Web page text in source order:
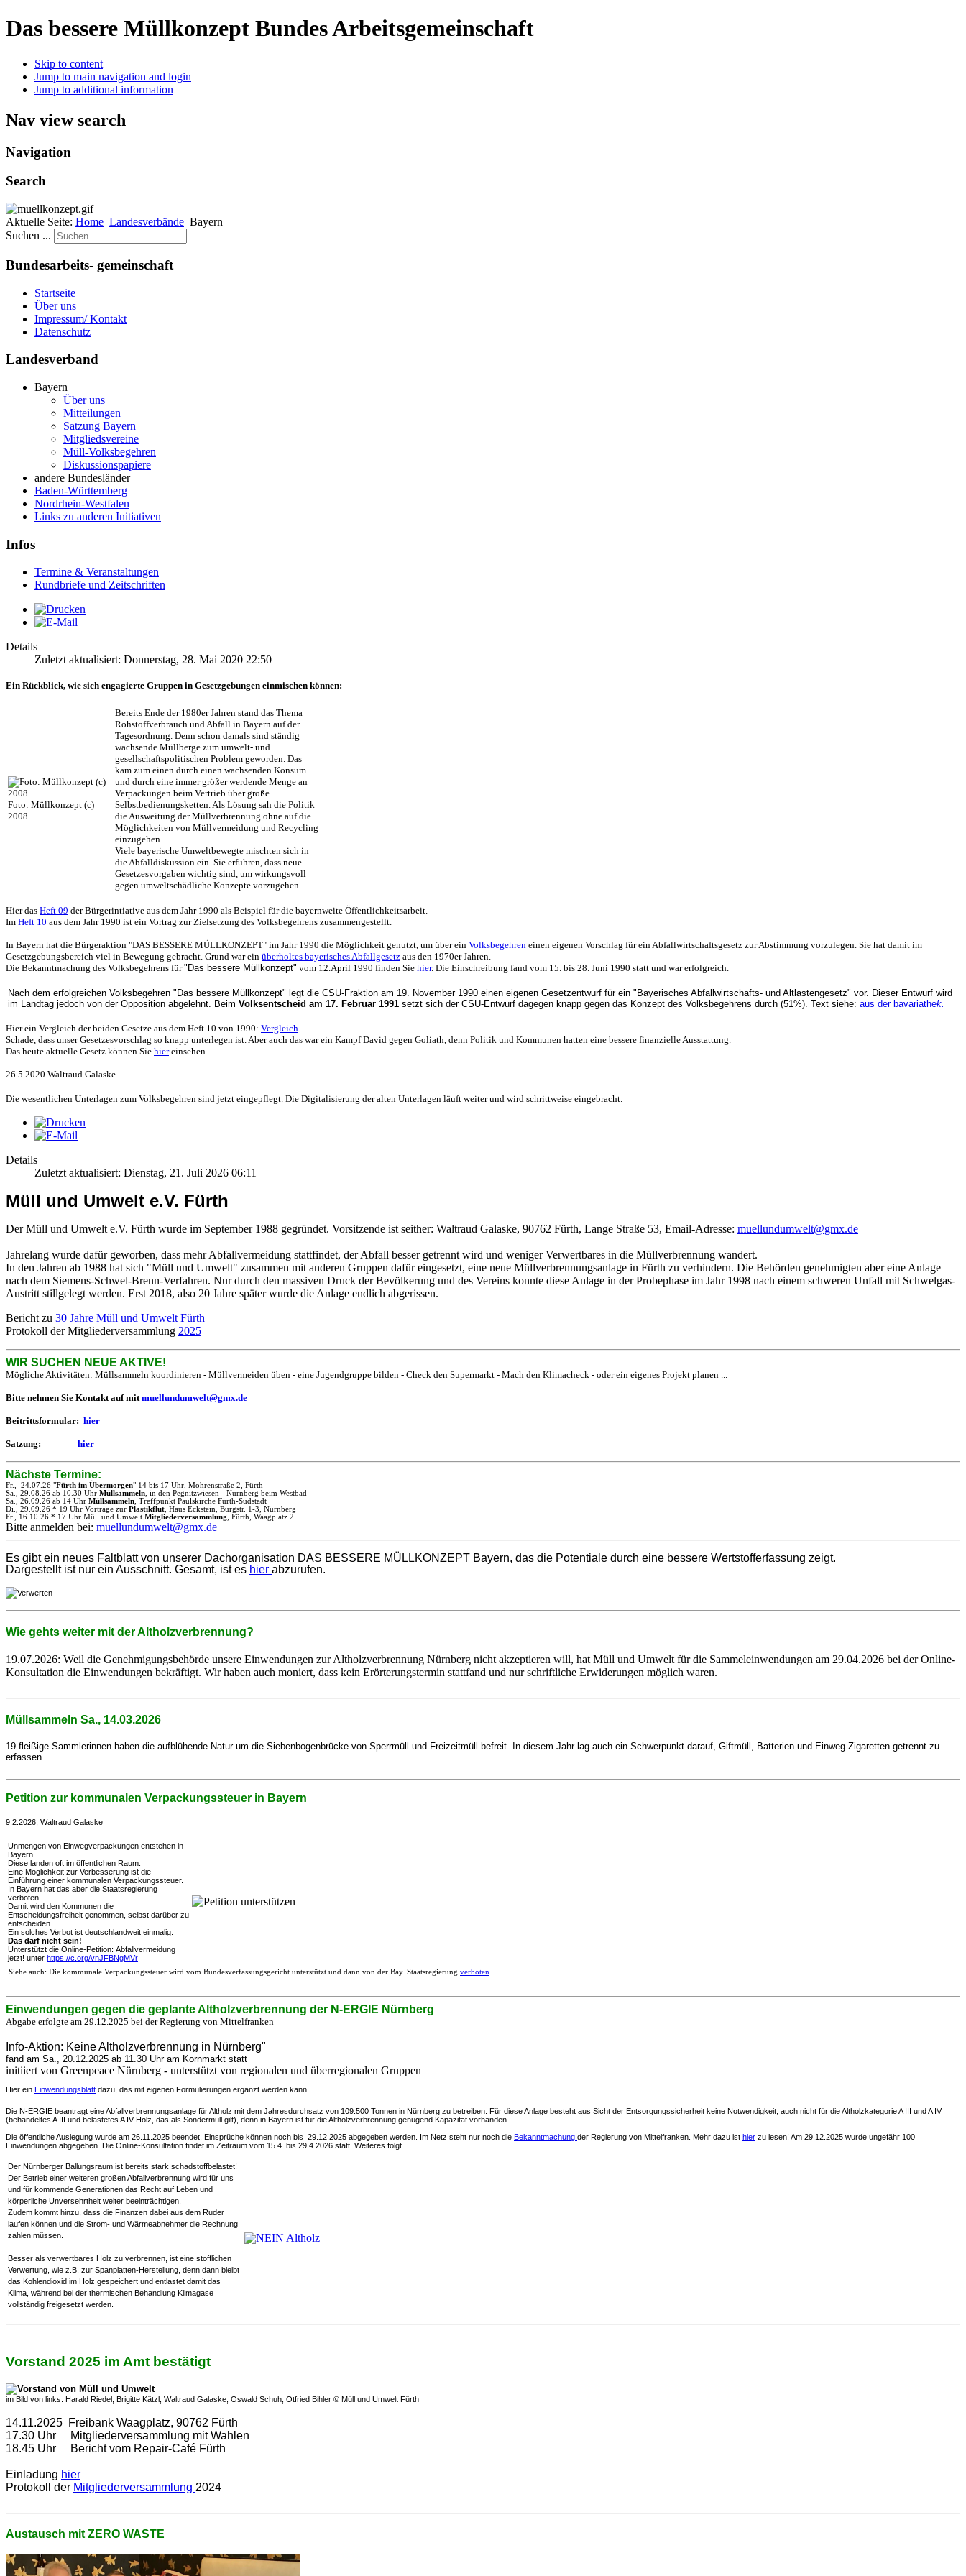
Das bessere Müllkonzept Bundes Arbeitsgemeinschaft
Skip to content
Jump to main navigation and login
Jump to additional information
Nav view search
Navigation
Search
Aktuelle Seite: Home Landesverbände Bayern
Suchen ...
Bundesarbeits- gemeinschaft
Startseite
Über uns
Impressum/ Kontakt
Datenschutz
Landesverband
Bayern
Über uns
Mitteilungen
Satzung Bayern
Mitgliedsvereine
Müll-Volksbegehren
Diskussionspapiere
andere Bundesländer
Baden-Württemberg
Nordrhein-Westfalen
Links zu anderen Initiativen
Infos
Termine & Veranstaltungen
Rundbriefe und Zeitschriften
Details
Zuletzt aktualisiert: Donnerstag, 28. Mai 2020 22:50
Ein Rückblick, wie sich engagierte Gruppen in Gesetzgebungen einmischen können:
Foto: Müllkonzept (c)
2008
Bereits Ende der 1980er Jahren stand das Thema
Rohstoffverbrauch und Abfall in Bayern auf der
Tagesordnung. Denn schon damals sind ständig
wachsende Müllberge zum umwelt- und
gesellschaftspolitischen Problem geworden. Das
kam zum einen durch einen wachsenden Konsum
und durch eine immer größer werdende Menge an
Verpackungen beim Vertrieb über große
Selbstbedienungsketten. Als Lösung sah die Politik
die Ausweitung der Müllverbrennung ohne auf die
Möglichkeiten von Müllvermeidung und Recycling
einzugehen.
Viele bayerische Umweltbewegte mischten sich in
die Abfalldiskussion ein. Sie erfuhren, dass neue
Gesetzesvorgaben wichtig sind, um wirkungsvoll
gegen umweltschädliche Konzepte vorzugehen.
Hier das Heft 09 der Bürgerintiative aus dem Jahr 1990 als Beispiel für die bayernweite Öffentlichkeitsarbeit.
Im Heft 10 aus dem Jahr 1990 ist ein Vortrag zur Zielsetzung des Volksbegehrens zusammengestellt.
In Bayern hat die Bürgeraktion "DAS BESSERE MÜLLKONZEPT" im Jahr 1990 die Möglichkeit genutzt, um über ein Volksbegehren einen eigenen Vorschlag für ein Abfallwirtschaftsgesetz zur Abstimmung vorzulegen. Sie hat damit im
Gesetzgebungsbereich viel in Bewegung gebracht. Grund war ein überholtes bayerisches Abfallgesetz aus den 1970er Jahren.
Die Bekanntmachung des Volksbegehrens für"Das bessere Müllkonzept" vom 12.April 1990 finden Sie hier. Die Einschreibung fand vom 15. bis 28. Juni 1990 statt und war erfolgreich.
Nach dem erfolgreichen Volksbegehren "Das bessere Müllkonzept" legt die CSU-Fraktion am 19. November 1990 einen eigenen Gesetzentwurf für ein "Bayerisches Abfallwirtschafts- und Altlastengesetz" vor. Dieser Entwurf wird
im Landtag jedoch von der Opposition abgelehnt. Beim Volksentscheid am 17. Februar 1991 setzt sich der CSU-Entwurf dagegen knapp gegen das Konzept des Volksbegehrens durch (51%). Text siehe: aus der bavariathek.
Hier ein Vergleich der beiden Gesetze aus dem Heft 10 von 1990: Vergleich
Schade, dass unser Gesetzesvorschlag so knapp unterlegen ist. Aber auch das war ein Kampf David gegen Goliath, denn Politik und Kommunen hatten eine bessere finanzielle Ausstattung.
Das heute aktuelle Gesetz können Sie hiereinsehen.
26.5.2020 Waltraud Galaske
Die wesentlichen Unterlagen zum Volksbegehren sind jetzt eingepflegt. Die Digitalisierung der alten Unterlagen läuft weiter und wird schrittweise eingebracht.
Details
Zuletzt aktualisiert: Dienstag, 21. Juli 2026 06:11
Müll und Umwelt e.V. Fürth
Der Müll und Umwelt e.V. Fürth wurde im September 1988 gegründet. Vorsitzende ist seither: Waltraud Galaske, 90762 Fürth, Lange Straße 53, Email-Adresse: muellundumwelt@gmx.de
Jahrelang wurde dafür geworben, dass mehr Abfallvermeidung stattfindet, der Abfall besser getrennt wird und weniger Verwertbares in die Müllverbrennung wandert.
In den Jahren ab 1988 hat sich "Müll und Umwelt" zusammen mit anderen Gruppen dafür eingesetzt, eine neue Müllverbrennungsanlage in Fürth zu verhindern. Die Behörden genehmigten aber eine Anlage
nach dem Siemens-Schwel-Brenn-Verfahren. Nur durch den massiven Druck der Bevölkerung und des Vereins konnte diese Anlage in der Probephase im Jahr 1998 nach einem schweren Unfall mit Schwelgas-
Austritt stillgelegt werden. Erst 2018, also 20 Jahre später wurde die Anlage endlich abgerissen.
Bericht zu 30 Jahre Müll und Umwelt Fürth
Protokoll der Mitgliederversammlung 2025
WIR SUCHEN NEUE AKTIVE!
Mögliche Aktivitäten: Müllsammeln koordinieren - Müllvermeiden üben - eine Jugendgruppe bilden - Check den Supermarkt - Mach den Klimacheck - oder ein eigenes Projekt planen ...
Bitte nehmen Sie Kontakt auf mit muellundumwelt@gmx.de
Beitrittsformular: hier
Satzung: hier
Nächste Termine:
Fr., 24.07.26 "Fürth im Übermorgen" 14 bis 17 Uhr, Mohrenstraße 2, Fürth
Sa., 29.08.26 ab 10.30 Uhr Müllsammeln , in den Pegnitzwiesen - Nürnberg beim Westbad
Sa., 26.09.26 ab 14 Uhr Müllsammeln , Treffpunkt Paulskirche Fürth-Südstadt
Di., 29.09.26 * 19 Uhr Vorträge zur Plastikflut , Haus Eckstein, Burgstr. 1-3, Nürnberg
Fr., 16.10.26 * 17 Uhr Müll und Umwelt Mitgliederversammlung , Fürth, Waagplatz 2
Bitte anmelden bei: muellundumwelt@gmx.de
Es gibt ein neues Faltblatt von unserer Dachorganisation DAS BESSERE MÜLLKONZEPT Bayern, das die Potentiale durch eine bessere Wertstofferfassung zeigt.
Dargestellt ist nur ein Ausschnitt. Gesamt, ist es hier abzurufen.
Wie gehts weiter mit der Altholzverbrennung?
19.07.2026: Weil die Genehmigungsbehörde unsere Einwendungen zur Altholzverbrennung Nürnberg nicht akzeptieren will, hat Müll und Umwelt für die Sammeleinwendungen am 29.04.2026 bei der Online-
Konsultation die Einwendungen bekräftigt. Wir haben auch moniert, dass kein Erörterungstermin stattfand und nur schriftliche Erwiderungen möglich waren.
Müllsammeln Sa., 14.03.2026
19 fleißige Sammlerinnen haben die aufblühende Natur um die Siebenbogenbrücke von Sperrmüll und Freizeitmüll befreit. In diesem Jahr lag auch ein Schwerpunkt darauf, Giftmüll, Batterien und Einweg-Zigaretten getrennt zu
erfassen.
Petition zur kommunalen Verpackungssteuer in Bayern
9.2.2026, Waltraud Galaske
Unmengen von Einwegverpackungen entstehen in
Bayern.
Diese landen oft im öffentlichen Raum.
Eine Möglichkeit zur Verbesserung ist die
Einführung einer kommunalen Verpackungssteuer.
In Bayern hat das aber die Staatsregierung
verboten.
Damit wird den Kommunen die
Entscheidungsfreiheit genommen, selbst darüber zu
entscheiden.
Ein solches Verbot ist deutschlandweit einmalig.
Das darf nicht sein!
Unterstützt die Online-Petition: Abfallvermeidung
jetzt! unter https://c.org/vnJFBNgMVr
Siehe auch: Die kommunale Verpackungssteuer wird vom Bundesverfassungsgericht unterstützt und dann von der Bay. Staatsregierung verboten
Einwendungen gegen die geplante Altholzverbrennung der N-ERGIE Nürnberg
Abgabe erfolgte am 29.12.2025 bei der Regierung von Mittelfranken
Info-Aktion: Keine Altholzverbrennung in Nürnberg"
fand am Sa., 20.12.2025 ab 11.30 Uhr am Kornmarkt statt
initiiert von Greenpeace Nürnberg - unterstützt von regionalen und überregionalen Gruppen
Hier ein Einwendungsblatt dazu, das mit eigenen Formulierungen ergänzt werden kann.
Die N-ERGIE beantragt eine Abfallverbrennungsanlage für Altholz mit dem Jahresdurchsatz von 109.500 Tonnen in Nürnberg zu betreiben. Für diese Anlage besteht aus Sicht der Entsorgungssicherheit keine Notwendigkeit, auch nicht für die Altholzkategorie A III und A IV
(behandeltes A III und belastetes A IV Holz, das als Sondermüll gilt), denn in Bayern ist für die Altholzverbrennung genügend Kapazität vorhanden.
Die öffentliche Auslegung wurde am 26.11.2025 beendet. Einsprüche können noch bis 29.12.2025 abgegeben werden. Im Netz steht nur noch die Bekanntmachung der Regierung von Mittelfranken. Mehr dazu ist hier zu lesen! Am 29.12.2025 wurde ungefähr 100
Einwendungen abgegeben. Die Online-Konsultation findet im Zeitraum vom 15.4. bis 29.4.2026 statt. Weiteres folgt.
Der Nürnberger Ballungsraum ist bereits stark schadstoffbelastet!
Der Betrieb einer weiteren großen Abfallverbrennung wird für uns
und für kommende Generationen das Recht auf Leben und
körperliche Unversehrtheit weiter beeinträchtigen.
Zudem kommt hinzu, dass die Finanzen dabei aus dem Ruder
laufen können und die Strom- und Wärmeabnehmer die Rechnung
zahlen müssen.
Besser als verwertbares Holz zu verbrennen, ist eine stofflichen
Verwertung, wie z.B. zur Spanplatten-Herstellung, denn dann bleibt
das Kohlendioxid im Holz gespeichert und entlastet damit das
Klima, während bei der thermischen Behandlung Klimagase
vollständig freigesetzt werden.
Vorstand 2025 im Amt bestätigt
im Bild von links: Harald Riedel, Brigitte Kätzl, Waltraud Galaske, Oswald Schuh, Otfried Bihler © Müll und Umwelt Fürth
14.11.2025 Freibank Waagplatz, 90762 Fürth
17.30 Uhr Mitgliederversammlung mit Wahlen
18.45 Uhr Bericht vom Repair-Café Fürth
Einladung hier
Protokoll der Mitgliederversammlung 2024
Austausch mit ZERO WASTE